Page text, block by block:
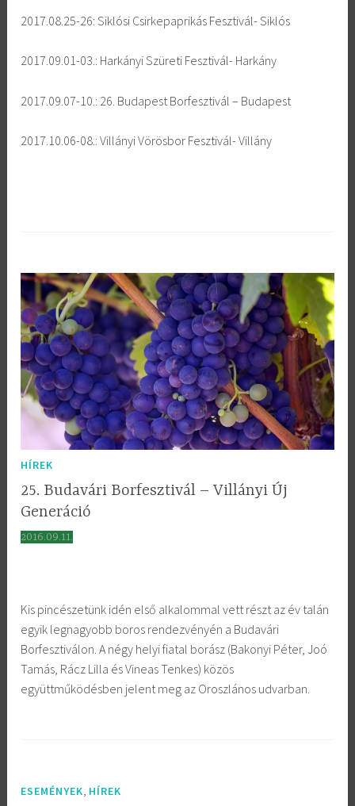
2017.08.25-26: Siklósi Csirkepaprikás Fesztivál- Siklós
2017.09.01-03.: Harkányi Szüreti Fesztivál- Harkány
2017.09.07-10.: 26. Budapest Borfesztivál – Budapest
2017.10.06-08.: Villányi Vörösbor Fesztivál- Villány
HÍREK
25. Budavári Borfesztivál – Villányi Új
Generáció
2016.09.11.
Kis pincészetünk idén első alkalommal vett részt az év talán
egyik legnagyobb boros rendezvényén a Budavári
Borfesztiválon. A négy helyi fiatal borász (Bakonyi Péter, Joó
Tamás, Rácz Lilla és Vineas Tenkes) közös
együttműködésben jelent meg az Oroszlános udvarban.
ESEMÉNYEK, HÍREK